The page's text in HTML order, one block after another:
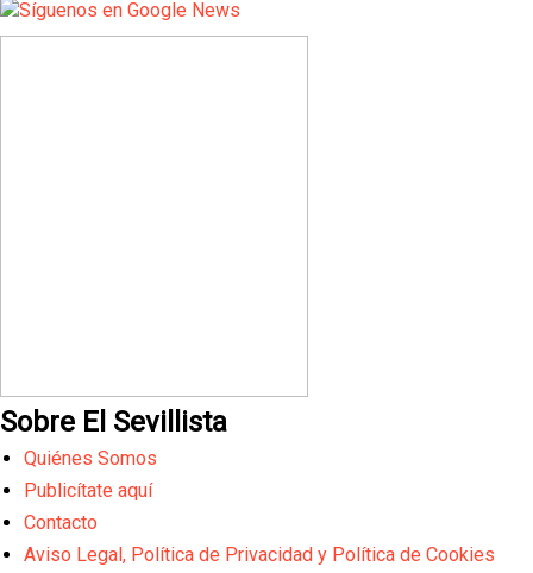
Sobre El Sevillista
Quiénes Somos
Publicítate aquí
Contacto
Aviso Legal, Política de Privacidad y Política de Cookies